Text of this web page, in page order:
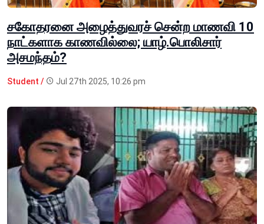
சகோதரனை அழைத்துவரச் சென்ற மாணவி 10
நாட்களாக காணவில்லை; யாழ்.பொலிசார்
அசமந்தம்?
Student / Jul 27th 2025, 10:26 pm